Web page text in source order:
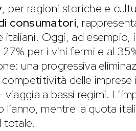
, per ragioni storiche e
consumatori,
italiani. Oggi, ad
per i vini fermi e al
una progressiva
competitività delle
a bassi regimi.
l’anno, mentre la quota
totale.